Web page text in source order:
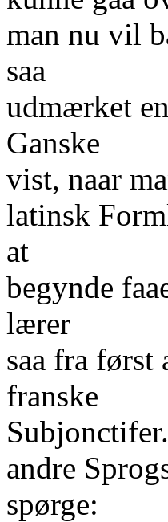
man nu vil
saa
udmærket
Ganske
vist, naar
latinsk
at
begynde
lærer
saa fra først
franske
andre
spørge: